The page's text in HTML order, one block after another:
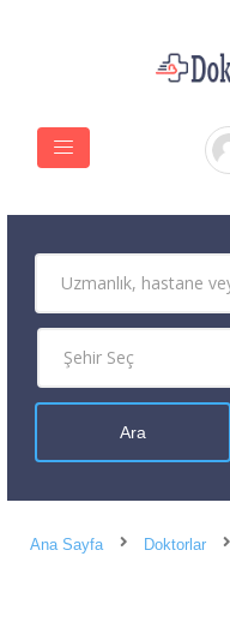
Ana Sayfa Doktorlar